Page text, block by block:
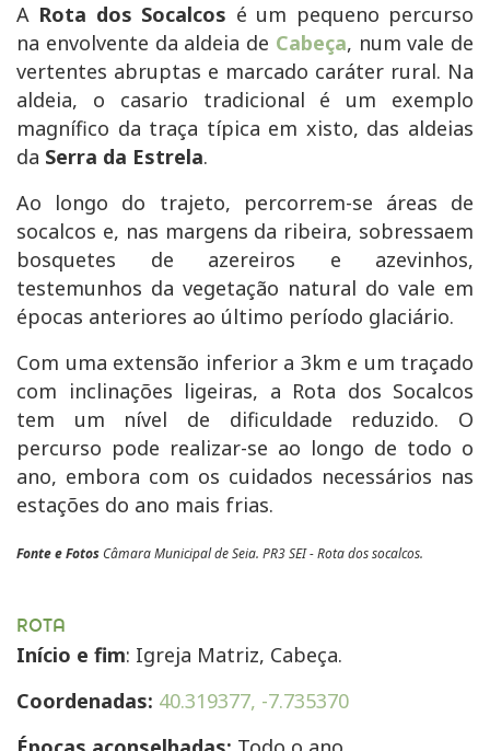
A Rota dos Socalcos é um pequeno percurso
na envolvente da aldeia de Cabeça, num vale de
vertentes abruptas e marcado caráter rural. Na
aldeia, o casario tradicional é um exemplo
magnífico da traça típica em xisto, das aldeias
da Serra da Estrela.
Ao longo do trajeto, percorrem-se áreas de
socalcos e, nas margens da ribeira, sobressaem
bosquetes de azereiros e azevinhos,
testemunhos da vegetação natural do vale em
épocas anteriores ao último período glaciário.
Com uma extensão inferior a 3km e um traçado
com inclinações ligeiras, a Rota dos Socalcos
tem um nível de dificuldade reduzido. O
percurso pode realizar-se ao longo de todo o
ano, embora com os cuidados necessários nas
estações do ano mais frias.
Fonte e Fotos Câmara Municipal de Seia. PR3 SEI - Rota dos socalcos.
ROTA
Início e fim: Igreja Matriz, Cabeça.
Coordenadas: 40.319377, -7.735370